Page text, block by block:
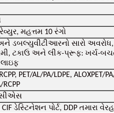
મહત્તમ 10 રંગો
સારો અવરોધ,
ટકાઉ અને લીક-પ્રૂફ: ખર્ચ-
PET/AL/PA/LDPE, ALOXPET/
RCPP
ડેસ્ટિનેશન પોર્ટ, DDP તમારા